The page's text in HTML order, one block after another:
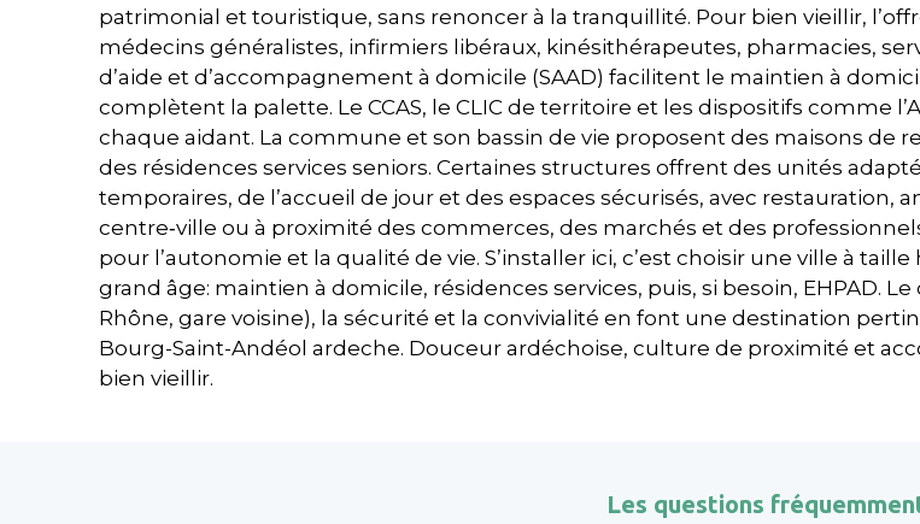
patrimonial et touristique, sans renoncer à la tranquillité. Pour bien vieillir,
médecins généralistes, infirmiers libéraux, kinésithérapeutes, pharmacies,
d’aide et d’accompagnement à domicile (SAAD) facilitent le maintien à
complètent la palette. Le CCAS, le CLIC de territoire et les dispositifs comme
chaque aidant. La commune et son bassin de vie proposent des maisons de
des résidences services seniors. Certaines structures offrent des unités
temporaires, de l’accueil de jour et des espaces sécurisés, avec restauration,
centre‑ville ou à proximité des commerces, des marchés et des
pour l’autonomie et la qualité de vie. S’installer ici, c’est choisir une ville à
grand âge: maintien à domicile, résidences services, puis, si besoin, EHPAD.
Rhône, gare voisine), la sécurité et la convivialité en font une destination
Bourg-Saint-Andéol ardeche. Douceur ardéchoise, culture de proximité et
bien vieillir.
Les questions